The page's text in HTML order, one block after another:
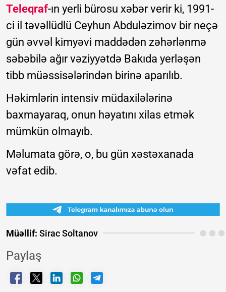
Teleqraf-ın yerli bürosu xəbər verir ki, 1991-
ci il təvəllüdlü Ceyhun Abduləzimov bir neçə
gün əvvəl kimyəvi maddədən zəhərlənmə
səbəbilə ağır vəziyyətdə Bakıda yerləşən
tibb müəssisələrindən birinə aparılıb.
Həkimlərin intensiv müdaxilələrinə
baxmayaraq, onun həyatını xilas etmək
mümkün olmayıb.
Məlumata görə, o, bu gün xəstəxanada
vəfat edib.
Müəllif: Sirac Soltanov
Paylaş